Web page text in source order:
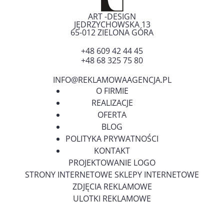
ART -DESIGN
JĘDRZYCHOWSKA 13
65-012ZIELONA GÓRA
+48 609 42 44 45
+48 68 325 75 80
INFO@REKLAMOWAAGENCJA.PL
O FIRMIE
REALIZACJE
OFERTA
BLOG
POLITYKA PRYWATNOŚCI
KONTAKT
PROJEKTOWANIE LOGO
STRONY INTERNETOWE SKLEPY INTERNETOWE
ZDJĘCIA REKLAMOWE
ULOTKI REKLAMOWE